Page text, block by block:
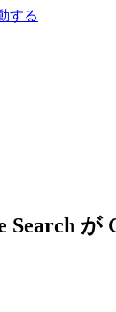
する
Search が